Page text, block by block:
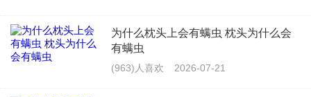
为什么枕头上会有螨虫 枕头为什么会
有螨虫
(963)人喜欢 2026-07-21